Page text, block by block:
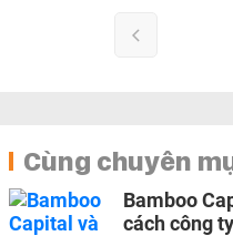
Cùng chuyên
Bamboo
cách công